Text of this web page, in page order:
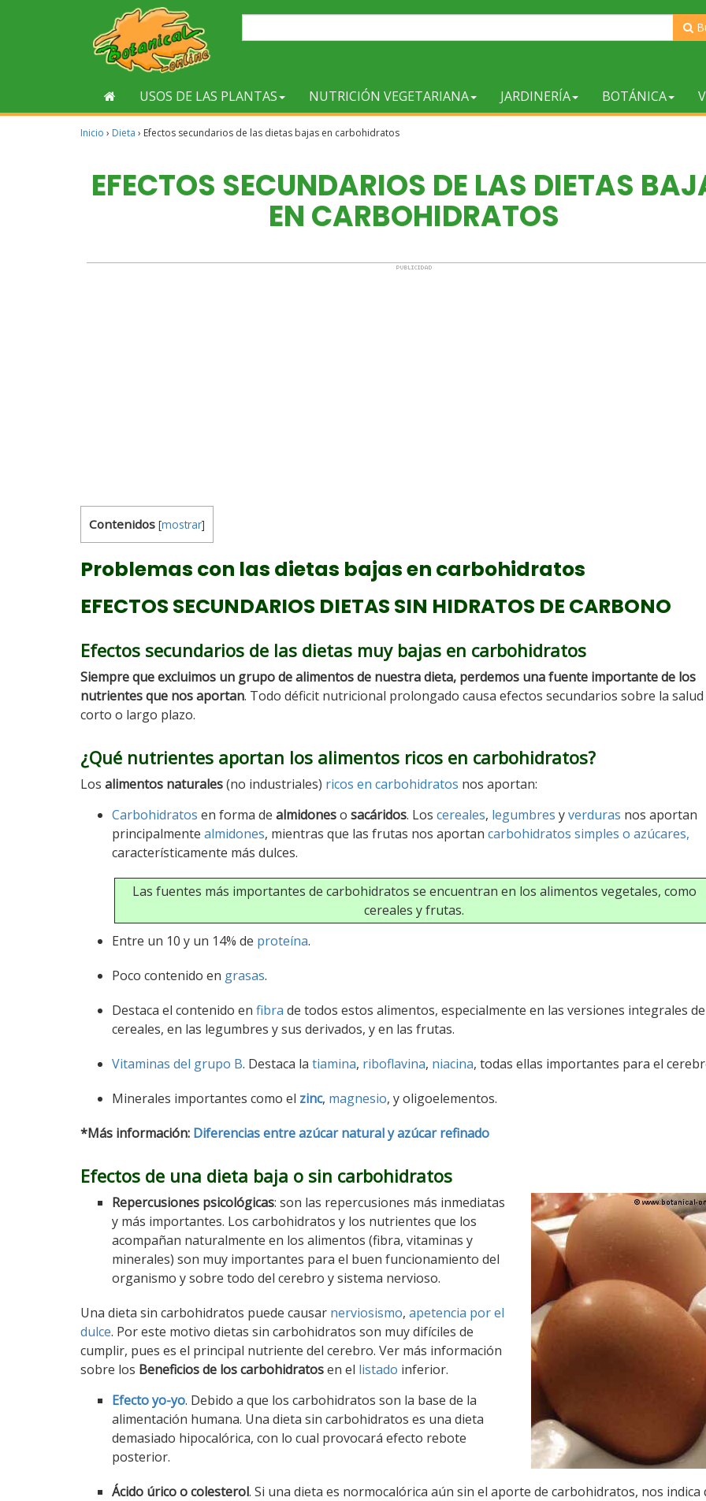
USOS DE LAS PLANTAS NUTRICIÓN VEGETARIANA JARDINERÍA BOTÁNICA
Inicio › Dieta › Efectos secundarios de las dietas bajas en carbohidratos
EFECTOS SECUNDARIOS DE LAS DIETAS
EN CARBOHIDRATOS
Contenidos [mostrar]
Problemas con las dietas bajas en carbohidratos
EFECTOS SECUNDARIOS DIETAS SIN HIDRATOS DE CARBONO
Efectos secundarios de las dietas muy bajas en carbohidratos
Siempre que excluimos un grupo de alimentos de nuestra dieta, perdemos una fuente importante de los
nutrientes que nos aportan. Todo déficit nutricional prolongado causa efectos secundarios sobre la salud
corto o largo plazo.
¿Qué nutrientes aportan los alimentos ricos en carbohidratos?
Los alimentos naturales(no industriales) ricos en carbohidratos nos aportan:
Carbohidratos en forma de almidoneso sacáridos. Los cereales, legumbres yverduras nos aportan
principalmente almidones, mientras que las frutas nos aportan carbohidratos simples o azúcares,
característicamente más dulces.
Las fuentes más importantes de carbohidratos se encuentran en los alimentos vegetales, como
cereales y frutas.
Entre un 10 y un 14% de proteína.
Poco contenido en grasas.
Destaca el contenido en fibra de todos estos alimentos, especialmente en las versiones integrales
cereales, en las legumbres y sus derivados, y en las frutas.
Vitaminas del grupo B. Destaca la tiamina, riboflavina, niacina, todas ellas importantes para el
Minerales importantes como el zinc, magnesio, y oligoelementos.
*Más información: Diferencias entre azúcar natural y azúcar refinado
Efectos de una dieta baja o sin carbohidratos
Repercusiones psicológicas: son las repercusiones más inmediatas
y más importantes. Los carbohidratos y los nutrientes que los
acompañan naturalmente en los alimentos (fibra, vitaminas y
minerales) son muy importantes para el buen funcionamiento del
organismo y sobre todo del cerebro y sistema nervioso.
Una dieta sin carbohidratos puede causar nerviosismo, apetencia por el
dulce. Por este motivo dietas sin carbohidratos son muy difíciles de
cumplir, pues es el principal nutriente del cerebro. Ver más información
sobre los Beneficios de los carbohidratosen el listado inferior.
Efecto yo-yo. Debido a que los carbohidratos son la base de la
alimentación humana. Una dieta sin carbohidratos es una dieta
demasiado hipocalórica, con lo cual provocará efecto rebote
posterior.
Ácido úrico o colesterol. Si una dieta es normocalórica aún sin el aporte de carbohidratos, nos indica